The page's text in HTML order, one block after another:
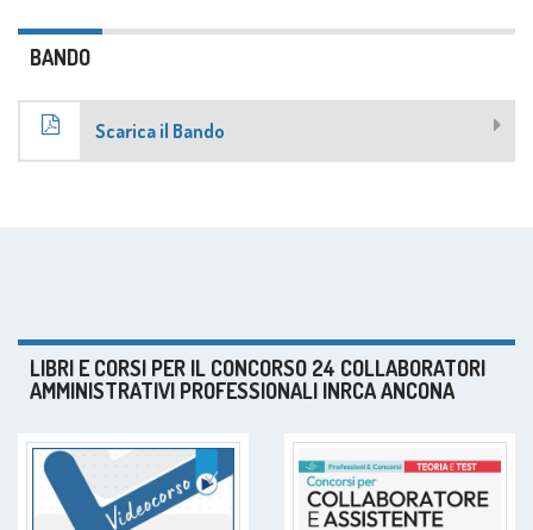
BANDO
Scarica il Bando
LIBRI E CORSI PER IL CONCORSO 24 COLLABORATORI
AMMINISTRATIVI PROFESSIONALI INRCA ANCONA